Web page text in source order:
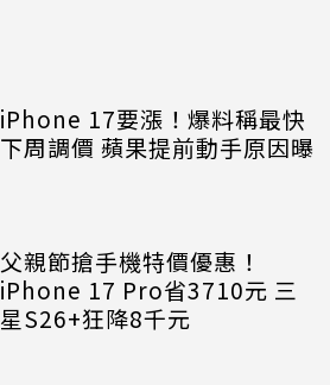
iPhone 17要漲！爆料稱最快
下周調價 蘋果提前動手原因曝
父親節搶手機特價優惠！
iPhone 17 Pro省3710元 三
星S26+狂降8千元